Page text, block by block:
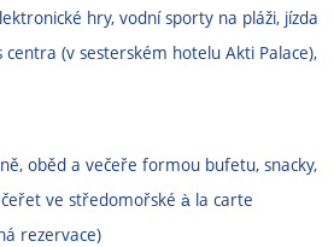
hry, vodní sporty na pláži, jízda
centra (v sesterském hotelu Akti Palace),
oběd a večeře formou bufetu, snacky,
ve středomořské à la carte
rezervace)